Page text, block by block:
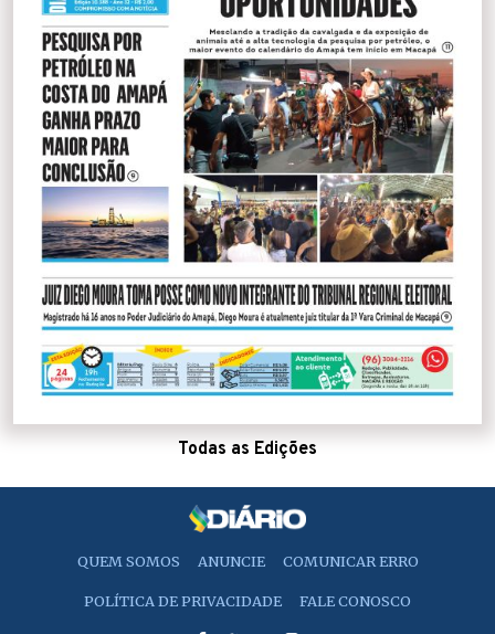
Todas as Edições
QUEM SOMOS ANUNCIE COMUNICAR ERRO
POLÍTICA DE PRIVACIDADE FALE CONOSCO